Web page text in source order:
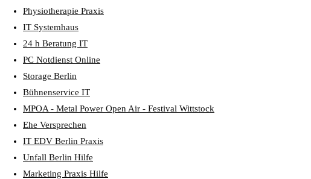
Physiotherapie Praxis
IT Systemhaus
24 h Beratung IT
PC Notdienst Online
Storage Berlin
Bühnenservice IT
MPOA - Metal Power Open Air - Festival Wittstock
Ehe Versprechen
IT EDV Berlin Praxis
Unfall Berlin Hilfe
Marketing Praxis Hilfe